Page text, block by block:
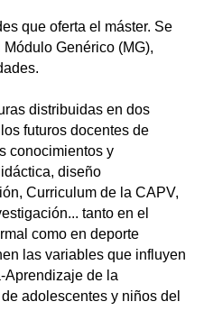
que oferta el máster. Se
Genérico (MG),
distribuidas en dos
futuros docentes de
conocimientos y
diseño
Curriculum de la CAPV,
tanto en el
como en deporte
las variables que influyen
Aprendizaje de la
adolescentes y niños del